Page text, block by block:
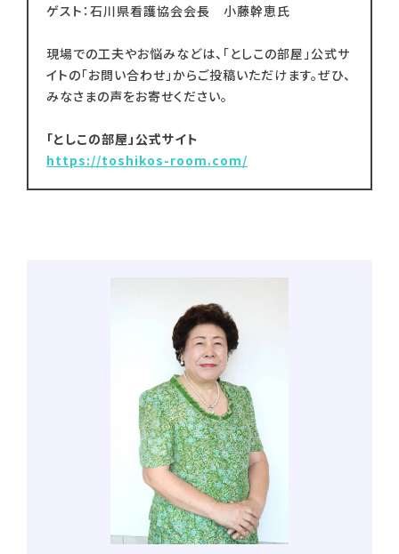
ゲスト：石川県看護協会会長 小藤幹恵氏
現場での工夫やお悩みなどは、「としこの部屋」公式サ
イトの「お問い合わせ」からご投稿いただけます。ぜひ、
みなさまの声をお寄せください。
「としこの部屋」公式サイト
https://toshikos-room.com/